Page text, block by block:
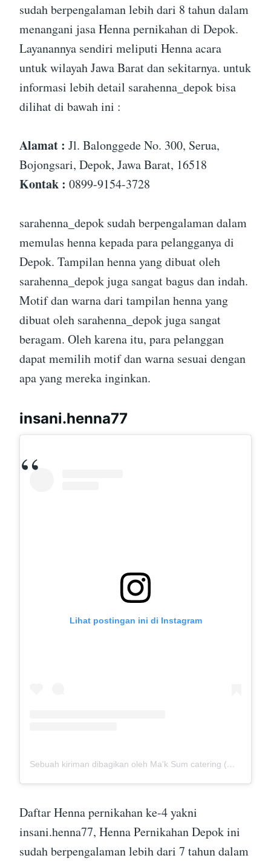
sudah berpengalaman lebih dari 8 tahun dalam
menangani jasa Henna pernikahan di Depok.
Layanannya sendiri meliputi Henna acara
untuk wilayah Jawa Barat dan sekitarnya. untuk
informasi lebih detail sarahenna_depok bisa
dilihat di bawah ini :
Alamat : Jl. Balonggede No. 300, Serua,
Bojongsari, Depok, Jawa Barat, 16518
Kontak : 0899-9154-3728
sarahenna_depok sudah berpengalaman dalam
memulas henna kepada para pelangganya di
Depok. Tampilan henna yang dibuat oleh
sarahenna_depok juga sangat bagus dan indah.
Motif dan warna dari tampilan henna yang
dibuat oleh sarahenna_depok juga sangat
beragam. Oleh karena itu, para pelanggan
dapat memilih motif dan warna sesuai dengan
apa yang mereka inginkan.
insani.henna77
Lihat postingan ini di Instagram
Sebuah kiriman dibagikan oleh Ma'k Sum catering (@mak_sumcatering)
Daftar Henna pernikahan ke-4 yakni
insani.henna77, Henna Pernikahan Depok ini
sudah berpengalaman lebih dari 7 tahun dalam